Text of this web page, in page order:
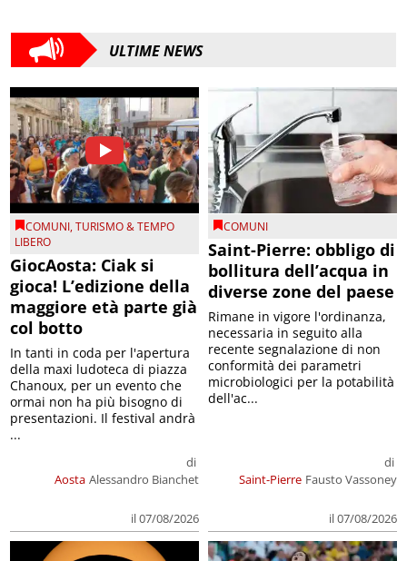
ULTIME NEWS
COMUNI,TURISMO & TEMPO
LIBERO
GiocAosta: Ciak si
gioca! L’edizione della
maggiore età parte già
col botto
Aosta
di
Alessandro Bianchet
il 07/08/2026
In tanti in coda per l'apertura
della maxi ludoteca di piazza
Chanoux, per un evento che
ormai non ha più bisogno di
presentazioni. Il festival andrà
...
COMUNI
Saint-Pierre: obbligo di
bollitura dell’acqua in
diverse zone del paese
Saint-Pierre
di
Fausto Vassoney
il 07/08/2026
Rimane in vigore l'ordinanza,
necessaria in seguito alla
recente segnalazione di non
conformità dei parametri
microbiologici per la potabilità
dell'ac...